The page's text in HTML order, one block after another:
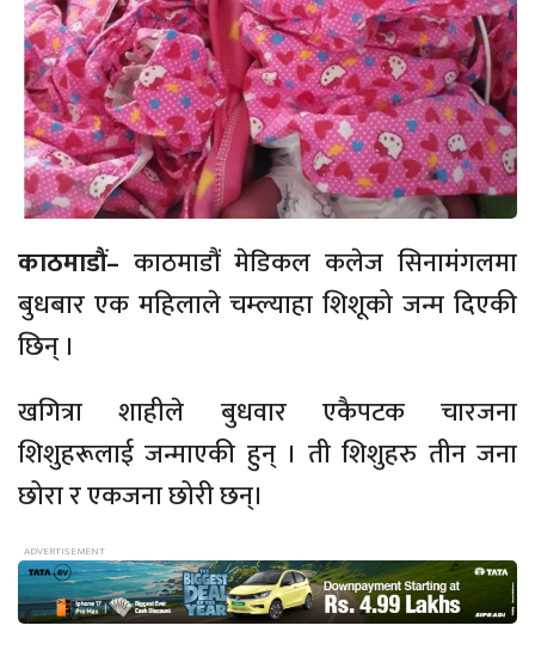
काठमाडौं– काठमाडौं मेडिकल कलेज सिनामंगलमा
बुधबार एक महिलाले चम्ल्याहा शिशूको जन्म दिएकी
छिन् ।
खगित्रा शाहीले बुधवार एकैपटक चारजना
शिशुहरूलाई जन्माएकी हुन् । ती शिशुहरु तीन जना
छोरा र एकजना छोरी छन्।